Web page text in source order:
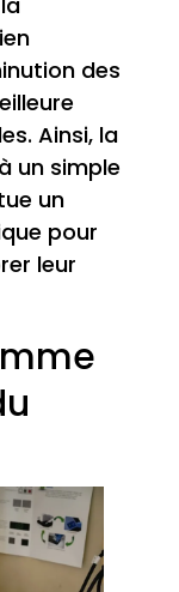
des
Ainsi, la
un simple
un
pour
leur